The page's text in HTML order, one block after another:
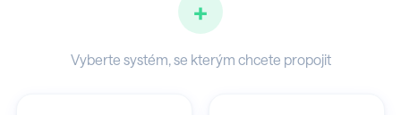
+
Vyberte systém, se kterým chcete propojit